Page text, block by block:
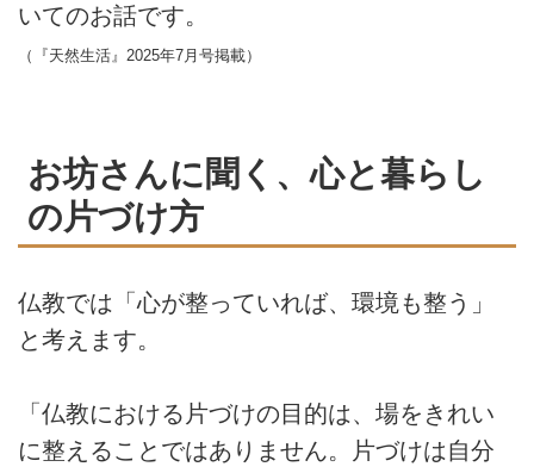
いてのお話です。
（『天然生活』2025年7月号掲載）
お坊さんに聞く、心と暮らし
の片づけ方
仏教では「心が整っていれば、環境も整う」
と考えます。
「仏教における片づけの目的は、場をきれい
に整えることではありません。片づけは自分